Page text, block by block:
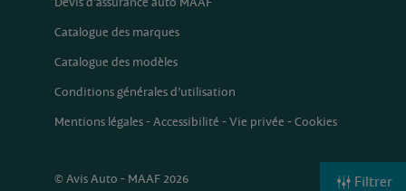
Filtrer
Catalogue des marques
Catalogue des modèles
Conditions générales d’utilisation
Mentions légales-Accessibilité -Vie privée -Cookies
© Avis Auto - MAAF 2026